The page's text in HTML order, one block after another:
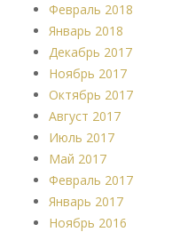
Февраль 2018
Январь 2018
Декабрь 2017
Ноябрь 2017
Октябрь 2017
Август 2017
Июль 2017
Май 2017
Февраль 2017
Январь 2017
Ноябрь 2016